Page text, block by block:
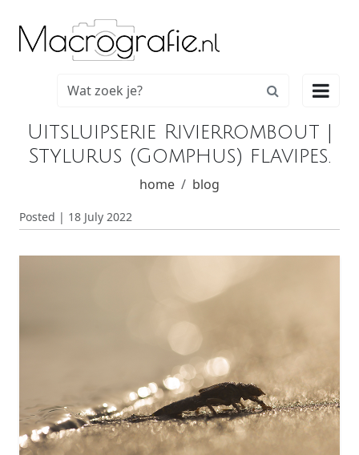

Uitsluipserie Rivierrombout |
Stylurus (Gomphus) flavipes.
home blog
Posted | 18 July 2022